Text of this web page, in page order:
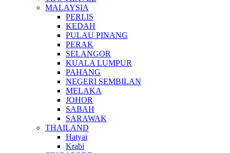
MALAYSIA
PERLIS
KEDAH
PULAU PINANG
PERAK
SELANGOR
KUALA LUMPUR
PAHANG
NEGERI SEMBILAN
MELAKA
JOHOR
SABAH
SARAWAK
THAILAND
Hatyai
Krabi